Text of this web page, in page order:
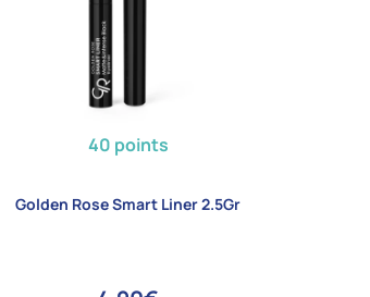
40 points
Golden Rose Smart Liner 2.5Gr